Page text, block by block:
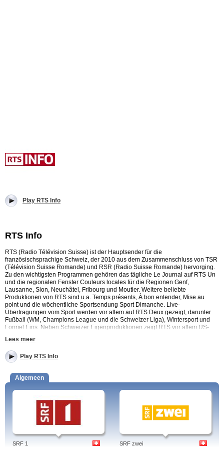
Play RTS Info
RTS Info
RTS (Radio Télévision Suisse) ist der Hauptsender für die
französischsprachige Schweiz, der 2010 aus dem Zusammenschluss von TSR
(Télévision Suisse Romande) und RSR (Radio Suisse Romande) hervorging.
Zu den wichtigsten Programmen gehören das tägliche Le Journal auf RTS Un
und die regionalen Fenster Couleurs locales für die Regionen Genf,
Lausanne, Sion, Neuchâtel, Fribourg und Moutier. Weitere beliebte
Produktionen von RTS sind u.a. Temps présents, À bon entender, Mise au
point und die wöchentliche Sportsendung Sport Dimanche. Live-
Übertragungen vom Sport werden vor allem auf RTS Deux gezeigt, darunter
Fußball (WM, Champions League und die Schweizer Liga), Wintersport und
Formel Eins. Neben Schweizer Eigenproduktionen zeigt RTS vor allem US-
Sherlock und Downton Abbey.
Innerhalb der Schweiz kann das Programm von RTS auch online als
Streaming in der Mediathek abgerufen werden. Wer also Programmhighlights
Programme: Rizzoli & Isles, Météo, Trio Magic & Banco, Sport dernière, Le
court du jour, Cinemaniak, Les coulisses de l'événement, Parlons PME,
Alcaline l'instant, Météo 2, La parenthèse inattendue, Plein 2 ciné, Dans quelle
éta-gère, RTS Info, Emissions religieuses, Il était une fois la Foux de Sainte-
Anne d'Evenos, Le milliardaire ou le magicien du ciselet, Le colosse des
mangroves, Tout le sport, Plus belle la vie, Beau travail, Grand Soir 3, Image du
jour : Roland-Garros, Touch, pl3in le poste, Swiss Loto, Couleurs locales, Le
Lees meer
Play RTS Info
Algemeen
SRF 1 SRF zwei